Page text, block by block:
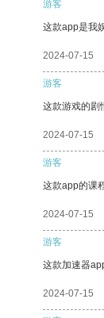
游客
这款app是我
2024-07-15
游客
这款游戏的剧
2024-07-15
游客
这款app的课
2024-07-15
游客
这款加速器
2024-07-15